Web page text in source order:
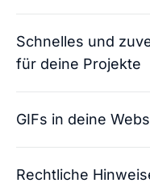
Schnelles und
für deine Projekte
GIFs in deine
Rechtliche